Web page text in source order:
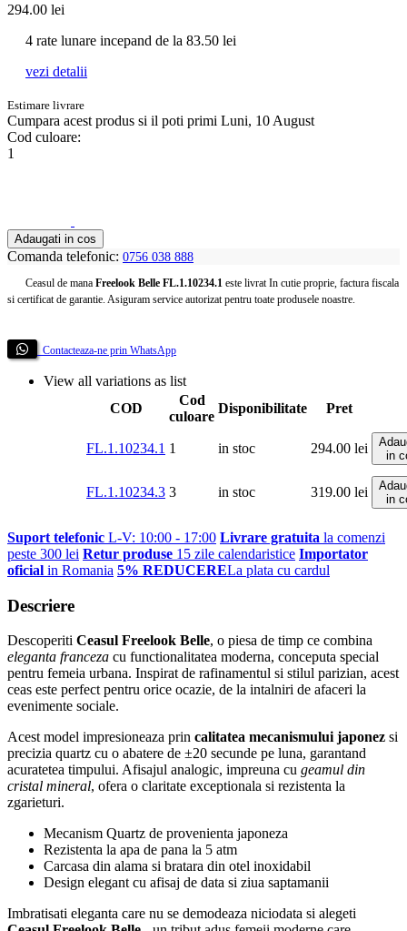
294.00 lei
4 rate lunare incepand de la 83.50 lei
vezi detalii
Estimare livrare
Cumpara acest produs si il poti primi Luni, 10 August
Cod culoare:
1
Adaugati in cos
Comanda telefonic: 0756 038 888
Ceasul de mana Freelook Belle FL.1.10234.1 este livrat In cutie proprie, factura fiscala
si certificat de garantie. Asiguram service autorizat pentru toate produsele noastre.
Contacteaza-ne prin WhatsApp
View all variations as list
COD
Cod
culoare
Disponibilitate Pret
FL.1.10234.1 1 in stoc 294.00 lei
in
FL.1.10234.3 3 in stoc 319.00 lei
in
Suport telefonic L-V: 10:00 - 17:00 Livrare gratuita la comenzi
peste 300 lei Retur produse 15 zile calendaristice Importator
oficial in Romania 5% REDUCERELa plata cu cardul
Descriere
Descoperiti Ceasul Freelook Belle, o piesa de timp ce combina
eleganta franceza cu functionalitatea moderna, conceputa special
pentru femeia urbana. Inspirat de rafinamentul si stilul parizian, acest
ceas este perfect pentru orice ocazie, de la intalniri de afaceri la
evenimente sociale.
Acest model impresioneaza prin calitatea mecanismului japonez si
precizia quartz cu o abatere de ±20 secunde pe luna, garantand
acuratetea timpului. Afisajul analogic, impreuna cu geamul din
cristal mineral, ofera o claritate exceptionala si rezistenta la
zgarieturi.
Mecanism Quartz de provenienta japoneza
Rezistenta la apa de pana la 5 atm
Carcasa din alama si bratara din otel inoxidabil
Design elegant cu afisaj de data si ziua saptamanii
Imbratisati eleganta care nu se demodeaza niciodata si alegeti